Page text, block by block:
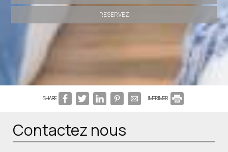
RESERVEZ
SHARE IMPRIMER
Contactez nous